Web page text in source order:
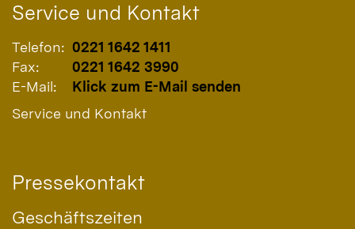
Service und Kontakt
Telefon: 0221 1642 1411
Fax:
0221 1642 3990
E-Mail:
Klick zum E-Mail senden
Service und Kontakt
Pressekontakt
Geschäftszeiten